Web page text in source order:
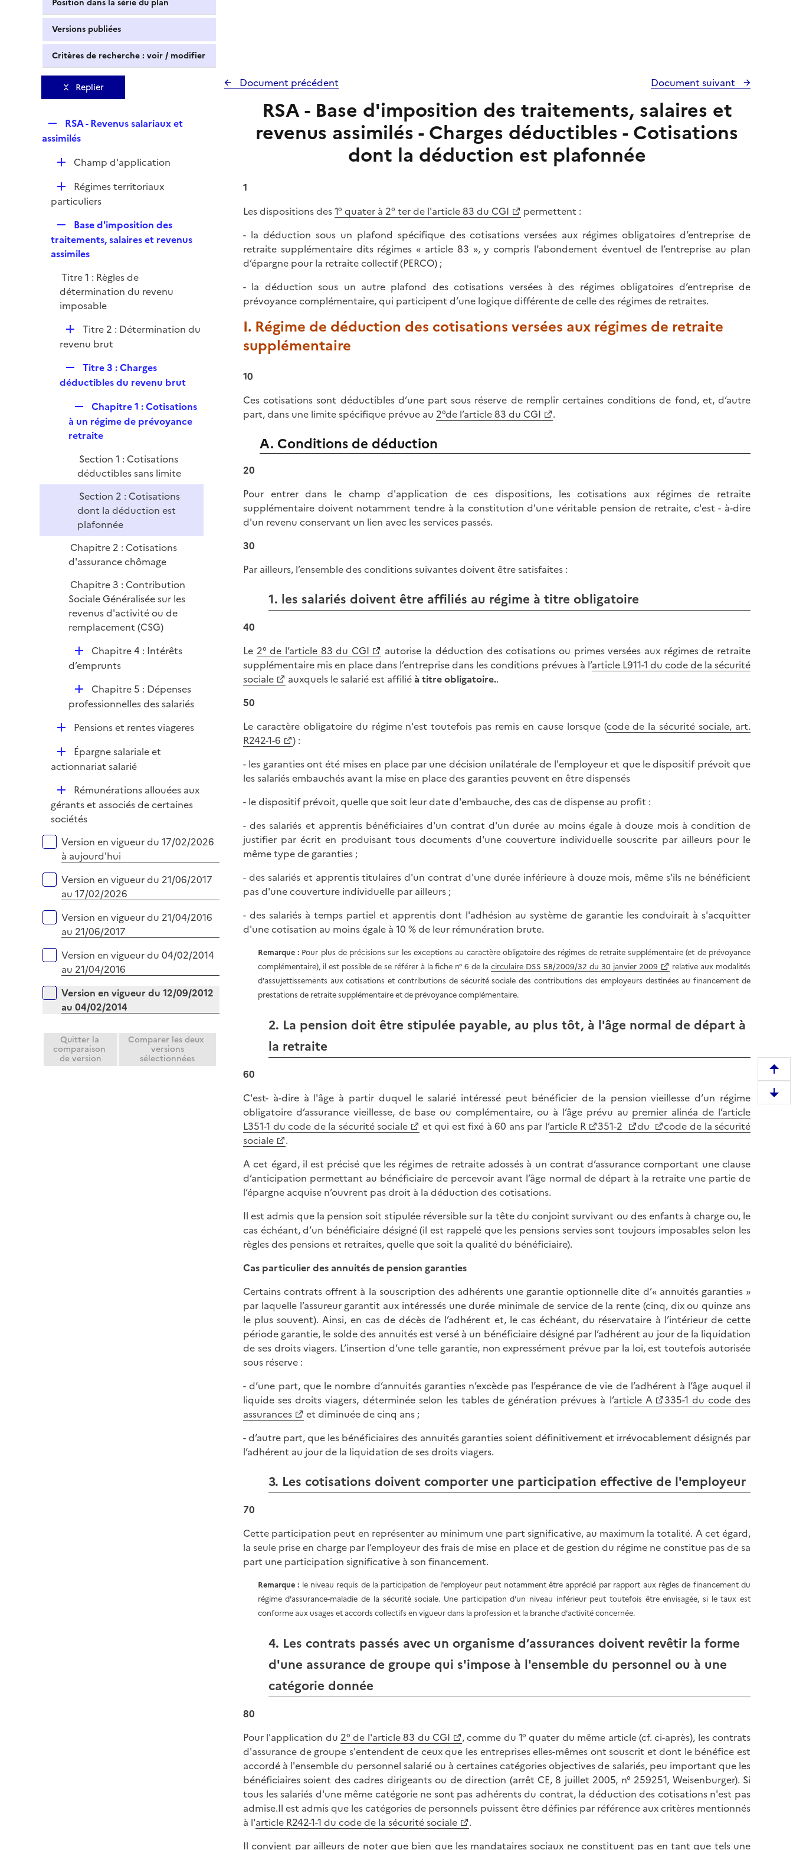
Position dans la série du plan
Versions publiées
Critères de recherche : voir / modifier
Replier
e
l
i
e
r
RSA - Revenus salariaux et
assimilés
D
l
r
Champ d'application
D
é
i
e
r
Régimes territoriaux
particuliers
e
p
i
e
r
Base d'imposition des
traitements, salaires et revenus
assimiles
Titre 1 : Règles de
détermination du revenu
imposable
D
é
i
Titre 2 : Détermination du
revenu brut
e
l
i
e
Titre 3 : Charges
déductibles du revenu brut
e
p
i
e
Chapitre 1 : Cotisations
à un régime de prévoyance
retraite
Section 1 : Cotisations
déductibles sans limite
Section 2 : Cotisations
dont la déduction est
plafonnée
Chapitre 2 : Cotisations
d'assurance chômage
Chapitre 3 : Contribution
Sociale Généralisée sur les
revenus d'activité ou de
remplacement (CSG)
D
é
i
r
Chapitre 4 : Intérêts
d’emprunts
D
é
l
e
r
Chapitre 5 : Dépenses
professionnelles des salariés
D
l
r
Pensions et rentes viageres
D
é
i
e
r
Épargne salariale et
actionnariat salarié
D
é
p
i
e
r
Rémunérations allouées aux
gérants et associés de certaines
sociétés
Versions sur la période
Version en vigueur du 17/02/2026
à aujourd'hui
Version en vigueur du 21/06/2017
au 17/02/2026
Version en vigueur du 21/04/2016
au 21/06/2017
Version en vigueur du 04/02/2014
au 21/04/2016
Version en vigueur du 12/09/2012
au 04/02/2014
Quitter la
comparaison
de version
Comparer les deux
versions
sélectionnées
Document précédent Document suivant
RSA - Base d'imposition des traitements, salaires et
revenus assimilés - Charges déductibles - Cotisations
dont la déduction est plafonnée
1
Les dispositions des1° quater à 2° ter de l'article 83 du CGI
permettent :
- la déduction sous un plafond spécifique des cotisations versées aux régimes obligatoires d’entreprise de
retraite supplémentaire dits régimes « article 83 », y compris l’abondement éventuel de l’entreprise au plan
d’épargne pour la retraite collectif (PERCO) ;
- la déduction sous un autre plafond des cotisations versées à des régimes obligatoires d’entreprise de
prévoyance complémentaire, qui participent d’une logique différente de celle des régimes de retraites.
I. Régime de déduction des cotisations versées aux régimes de retraite
supplémentaire
10
Ces cotisations sont déductibles d’une part sous réserve de remplir certaines conditions de fond, et, d’autre
part, dans une limite spécifique prévue au 2°de l’article 83 du CGI .
A. Conditions de déduction
20
Pour entrer dans le champ d'application de ces dispositions, les cotisations aux régimes de retraite
supplémentaire doivent notamment tendre à la constitution d'une véritable pension de retraite, c'est - à-dire
d'un revenu conservant un lien avec les services passés.
30
Par ailleurs, l’ensemble des conditions suivantes doivent être satisfaites :
1. les salariés doivent être affiliés au régime à titre obligatoire
40
Le 2° de l’article 83 du CGI
autorise la déduction des cotisations ou primes versées aux régimes de retraite
supplémentaire mis en place dans l’entreprise dans les conditions prévues à l’article L911-1 du code de la sécurité
sociale
auxquels le salarié est affiliéà titre obligatoire..
50
Le caractère obligatoire du régime n'est toutefois pas remis en cause lorsque (code de la sécurité sociale, art.
R242-1-6
) :
- les garanties ont été mises en place par une décision unilatérale de l'employeur et que le dispositif prévoit que
les salariés embauchés avant la mise en place des garanties peuvent en être dispensés
- le dispositif prévoit, quelle que soit leur date d'embauche, des cas de dispense au profit :
- des salariés et apprentis bénéficiaires d'un contrat d'un durée au moins égale à douze mois à condition de
justifier par écrit en produisant tous documents d'une couverture individuelle souscrite par ailleurs pour le
même type de garanties ;
- des salariés et apprentis titulaires d'un contrat d'une durée inférieure à douze mois, même s'ils ne bénéficient
pas d'une couverture individuelle par ailleurs ;
- des salariés à temps partiel et apprentis dont l'adhésion au système de garantie les conduirait à s'acquitter
d'une cotisation au moins égale à 10 % de leur rémunération brute.
Remarque : Pour plus de précisions sur les exceptions au caractère obligatoire des régimes de retraite supplémentaire (et de prévoyance
complémentaire), il est possible de se référer à la fiche n° 6 de lacirculaire DSS 5B/2009/32 du 30 janvier 2009
relative aux modalités
d'assujettissements aux cotisations et contributions de sécurité sociale des contributions des employeurs destinées au financement de
prestations de retraite supplémentaire et de prévoyance complémentaire.
2. La pension doit être stipulée payable, au plus tôt, à l'âge normal de départ à
la retraite
60
C'est- à-dire à l'âge à partir duquel le salarié intéressé peut bénéficier de la pension vieillesse d’un régime
obligatoire d’assurance vieillesse, de base ou complémentaire, ou à l’âge prévu au premier alinéa de l’article
L351-1 du code de la sécurité sociale
et qui est fixé à 60 ans par l’article R 351-2 du
code de la sécurité
sociale
.
A cet égard, il est précisé que les régimes de retraite adossés à un contrat d’assurance comportant une clause
d’anticipation permettant au bénéficiaire de percevoir avant l’âge normal de départ à la retraite une partie de
l’épargne acquise n’ouvrent pas droit à la déduction des cotisations.
Il est admis que la pension soit stipulée réversible sur la tête du conjoint survivant ou des enfants à charge ou, le
cas échéant, d’un bénéficiaire désigné (il est rappelé que les pensions servies sont toujours imposables selon les
règles des pensions et retraites, quelle que soit la qualité du bénéficiaire).
Cas particulier des annuités de pension garanties
Certains contrats offrent à la souscription des adhérents une garantie optionnelle dite d’« annuités garanties »
par laquelle l’assureur garantit aux intéressés une durée minimale de service de la rente (cinq, dix ou quinze ans
le plus souvent). Ainsi, en cas de décès de l’adhérent et, le cas échéant, du réservataire à l’intérieur de cette
période garantie, le solde des annuités est versé à un bénéficiaire désigné par l’adhérent au jour de la liquidation
de ses droits viagers. L’insertion d’une telle garantie, non expressément prévue par la loi, est toutefois autorisée
sous réserve :
- d’une part, que le nombre d’annuités garanties n’excède pas l’espérance de vie de l’adhérent à l’âge auquel il
liquide ses droits viagers, déterminée selon les tables de génération prévues à l’article A
335-1 du code des
assurances
et diminuée de cinq ans ;
- d’autre part, que les bénéficiaires des annuités garanties soient définitivement et irrévocablement désignés par
l’adhérent au jour de la liquidation de ses droits viagers.
3. Les cotisations doivent comporter une participation effective de l'employeur
70
Cette participation peut en représenter au minimum une part significative, au maximum la totalité. A cet égard,
la seule prise en charge par l’employeur des frais de mise en place et de gestion du régime ne constitue pas de sa
part une participation significative à son financement.
Remarque : le niveau requis de la participation de l'employeur peut notamment être apprécié par rapport aux règles de financement du
régime d'assurance-maladie de la sécurité sociale. Une participation d'un niveau inférieur peut toutefois être envisagée, si le taux est
conforme aux usages et accords collectifs en vigueur dans la profession et la branche d'activité concernée.
4. Les contrats passés avec un organisme d’assurances doivent revêtir la forme
d'une assurance de groupe qui s'impose à l'ensemble du personnel ou à une
catégorie donnée
80
Pour l'application du 2° de l'article 83 du CGI
, comme du 1° quater du même article (cf. ci-après), les contrats
d'assurance de groupe s'entendent de ceux que les entreprises elles-mêmes ont souscrit et dont le bénéfice est
accordé à l'ensemble du personnel salarié ou à certaines catégories objectives de salariés, peu important que les
bénéficiaires soient des cadres dirigeants ou de direction (arrêt CE, 8 juillet 2005, n° 259251, Weisenburger). Si
tous les salariés d'une même catégorie ne sont pas adhérents du contrat, la déduction des cotisations n'est pas
admise.Il est admis que les catégories de personnels puissent être définies par référence aux critères mentionnés
à l'article R242-1-1 du code de la sécurité sociale
.
Il convient par ailleurs de noter que bien que les mandataires sociaux ne constituent pas en tant que tels une
e
m
D